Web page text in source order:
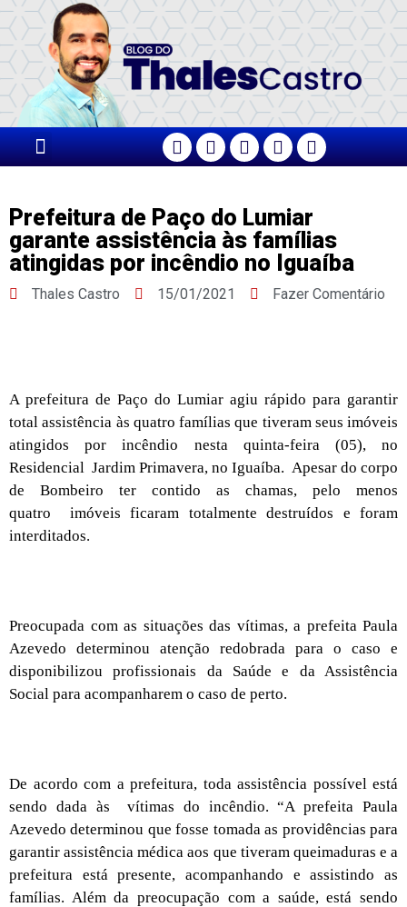
Prefeitura de Paço do Lumiar
garante assistência às famílias
atingidas por incêndio no Iguaíba
Thales Castro 15/01/2021 Fazer Comentário
A prefeitura de Paço do Lumiar agiu rápido para garantir
total assistência às quatro famílias que tiveram seus imóveis
atingidos por incêndio nesta quinta-feira (05), no
Residencial Jardim Primavera, no Iguaíba. Apesar do corpo
de Bombeiro ter contido as chamas, pelo menos
quatro
imóveis ficaram totalmente destruídos e foram
interditados.
Preocupada com as situações das vítimas, a prefeita Paula
Azevedo determinou atenção redobrada para o caso e
disponibilizou profissionais da Saúde e da Assistência
Social para acompanharem o caso de perto.
De acordo com a prefeitura, toda assistência possível está
sendo dada às vítimas do incêndio. “A prefeita Paula
Azevedo determinou que fosse tomada as providências para
garantir assistência médica aos que tiveram queimaduras e a
prefeitura está presente, acompanhando e assistindo as
famílias. Além da preocupação com a saúde, está sendo